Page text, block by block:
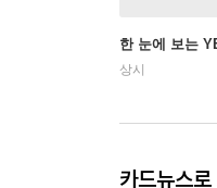
한 눈에 보는
상시
카드뉴스